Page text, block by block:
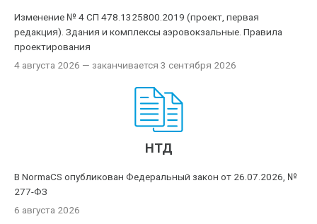
Изменение № 4 СП 478.1325800.2019 (проект, первая
редакция). Здания и комплексы аэровокзальные. Правила
проектирования
4 августа 2026 — заканчивается 3 сентября 2026
НТД
В NormaCS опубликован Федеральный закон от 26.07.2026, №
277-ФЗ
6 августа 2026